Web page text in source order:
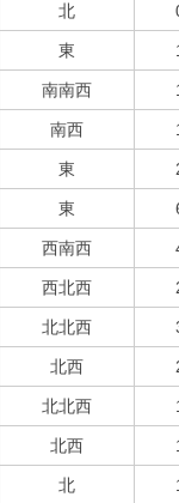
北
東
南南西
南西
東
東
西南西
西北西
北北西
北西
北北西
北西
北